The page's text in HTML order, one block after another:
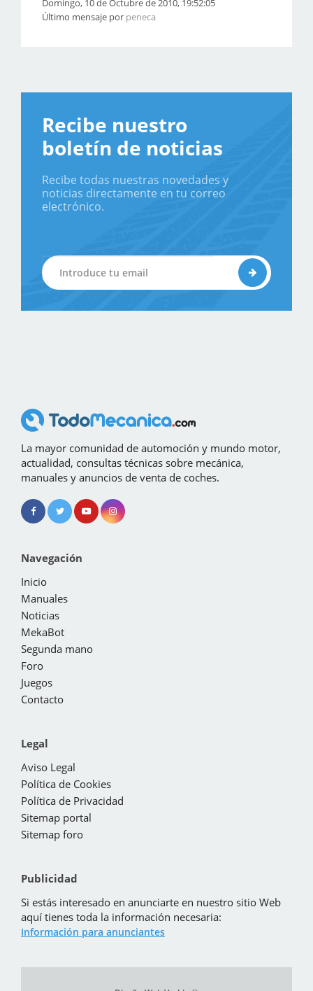
Domingo, 10 de Octubre de 2010, 19:52:05
Último mensaje por peneca
Recibe nuestro
boletín de noticias
Recibe todas nuestras novedades y
noticias directamente en tu correo
electrónico.
La mayor comunidad de automoción y mundo motor,
actualidad, consultas técnicas sobre mecánica,
manuales y anuncios de venta de coches.
Navegación
Inicio
Manuales
Noticias
MekaBot
Segunda mano
Foro
Juegos
Contacto
Legal
Aviso Legal
Política de Cookies
Política de Privacidad
Sitemap portal
Sitemap foro
Publicidad
Si estás interesado en anunciarte en nuestro sitio Web
aquí tienes toda la información necesaria:
Información para anunciantes